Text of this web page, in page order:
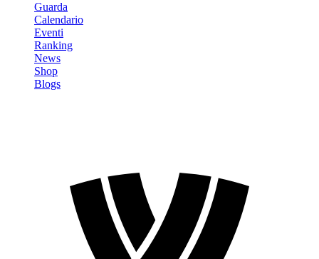
Guarda
Calendario
Eventi
Ranking
News
Shop
Blogs